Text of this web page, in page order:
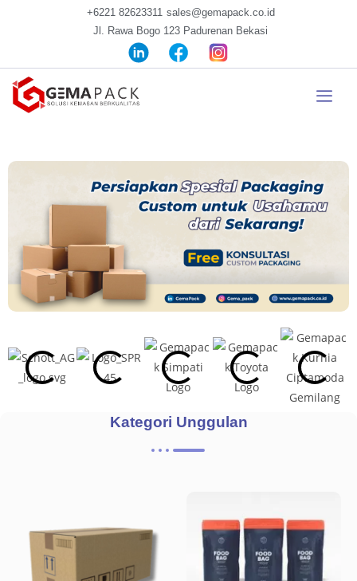
+6221 82623311 sales@gemapack.co.id
Jl. Rawa Bogo 123 Padurenan Bekasi
Kategori Unggulan